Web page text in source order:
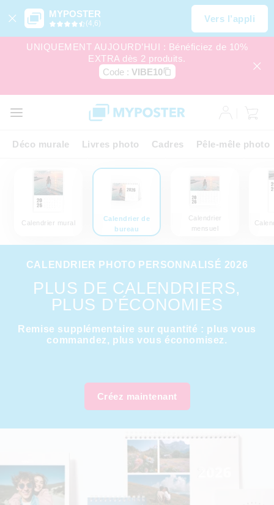
MYPOSTER
(4,6) Vers l’appli
UNIQUEMENT AUJOURD’HUI : Bénéficiez de 10%
EXTRA dès 2 produits.
Code : VIBE10
Déco murale Livres photo Cadres Pêle-mêle photo
Calendrier mural
Calendrier de
bureau
Calendrier
mensuel
CALENDRIER PHOTO PERSONNALISÉ 2026
PLUS DE CALENDRIERS,
PLUS D’ÉCONOMIES
Remise supplémentaire sur quantité : plus vous
commandez, plus vous économisez.
Créez maintenant